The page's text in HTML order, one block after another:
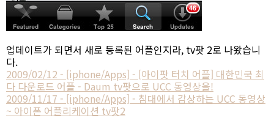
업데이트가 되면서 새로 등록된 어플인지라, tv팟 2로 나왔습니
다.
2009/02/12 - [iphone/Apps] - [아이팟 터치 어플] 대한민국 최
다 다운로드 어플 - Daum tv팟으로 UCC 동영상을!
2009/11/17 - [iphone/Apps] - 침대에서 감상하는 UCC 동영상
~ 아이폰 어플리케이션 tv팟2